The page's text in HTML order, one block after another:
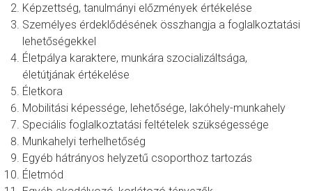
Képzettség, tanulmányi előzmények értékelése
Személyes érdeklődésének összhangja a foglalkoztatási
lehetőségekkel
Életpálya karaktere, munkára szocializáltsága,
életútjának értékelése
Életkora
Mobilitási képessége, lehetősége, lakóhely-munkahely
Speciális foglalkoztatási feltételek szükségessége
Munkahelyi terhelhetőség
Egyéb hátrányos helyzetű csoporthoz tartozás
Életmód